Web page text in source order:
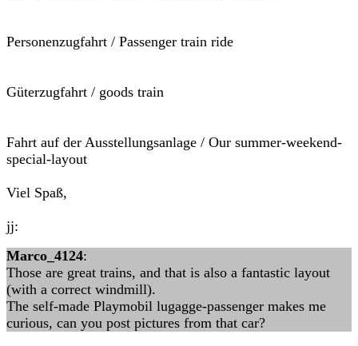
Personenzugfahrt / Passenger train ride
Güterzugfahrt / goods train
Fahrt auf der Ausstellungsanlage / Our summer-weekend-
special-layout
Viel Spaß,
jj:
Marco_4124:
Those are great trains, and that is also a fantastic layout
(with a correct windmill).
The self-made Playmobil lugagge-passenger makes me
curious, can you post pictures from that car?